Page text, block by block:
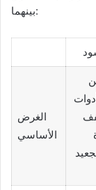
بينهما:
الغرض
الأساسي